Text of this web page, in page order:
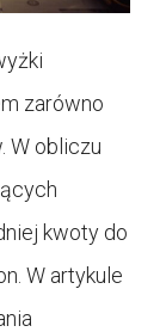
zarówno
W obliczu
kwoty do
W artykule